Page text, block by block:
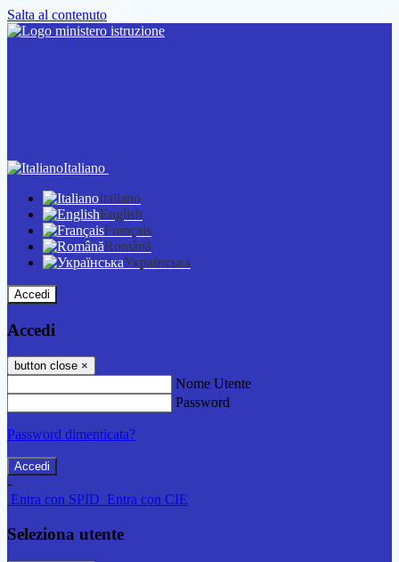
Salta al contenuto
Italiano
Italiano
English
Français
Română
Українська
Accedi
Accedi
button close ×
Nome Utente
Password
Password dimenticata?
-
Entra con SPID Entra con CIE
Seleziona utente